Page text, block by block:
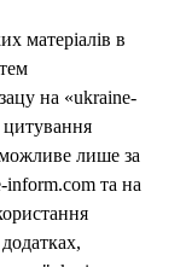
матеріалів в
на «ukraine-
цитування
можливе лише за
inform.com та на